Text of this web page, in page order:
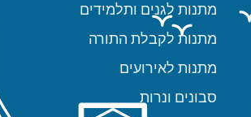
מתנות לגנים ותלמידים
מתנות לקבלת התורה
מתנות לאירועים
סבונים ונרות